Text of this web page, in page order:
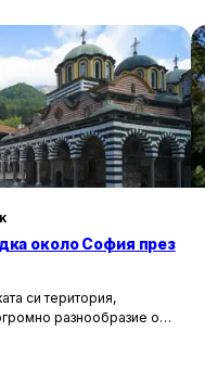
около София през
си територия,
разнообразие от